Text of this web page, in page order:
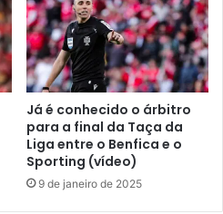
Já é conhecido o árbitro
para a final da Taça da
Liga entre o Benfica e o
Sporting (vídeo)
9 de janeiro de 2025